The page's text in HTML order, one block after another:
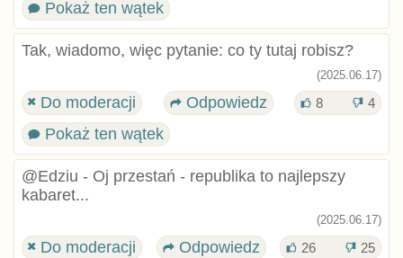
Pokaż ten wątek
Tak, wiadomo, więc pytanie: co ty tutaj robisz?
(2025.06.17)
Do moderacji Odpowiedz 8 4
Pokaż ten wątek
@Edziu - Oj przestań - republika to najlepszy
kabaret...
(2025.06.17)
Do moderacji Odpowiedz 26 25